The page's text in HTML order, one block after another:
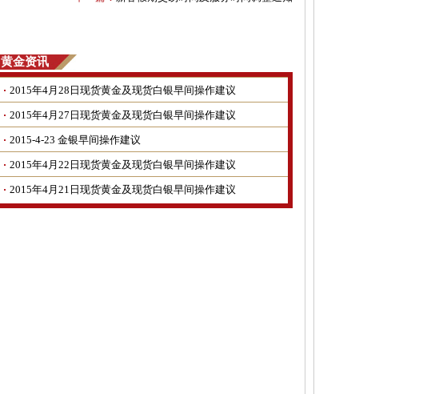
黄金资讯
2015年4月28日现货黄金及现货白银早间操作建议
2015年4月27日现货黄金及现货白银早间操作建议
2015-4-23 金银早间操作建议
2015年4月22日现货黄金及现货白银早间操作建议
2015年4月21日现货黄金及现货白银早间操作建议